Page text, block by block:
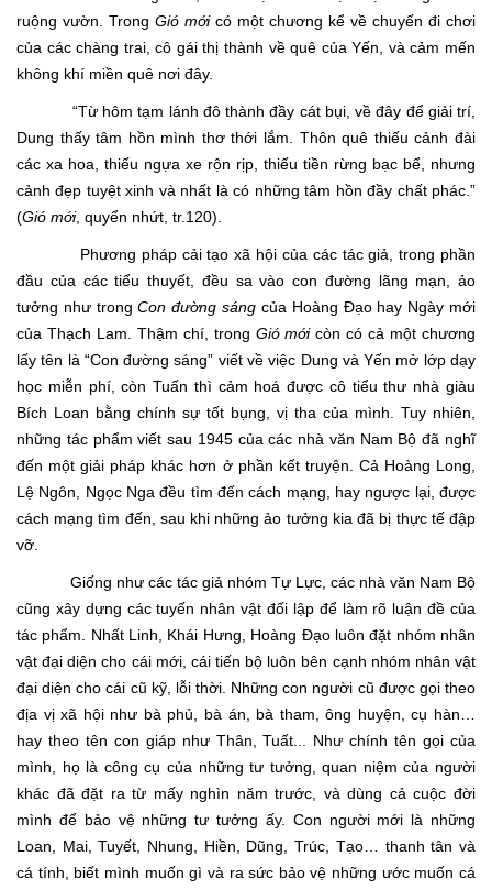
ruộng vườn. Trong Gió mới có một chương kể về chuyến đi chơi
của các chàng trai, cô gái thị thành về quê của Yến, và cảm mến
không khí miền quê nơi đây.
“Từ hôm tạm lánh đô thành đầy cát bụi, về đây để giải trí,
Dung thấy tâm hồn mình thơ thới lắm. Thôn quê thiếu cảnh đài
các xa hoa, thiếu ngựa xe rộn rịp, thiếu tiền rừng bạc bể, nhưng
cảnh đẹp tuyệt xinh và nhất là có những tâm hồn đầy chất phác.”
(Gió mới, quyển nhứt, tr.120).
Phương pháp cải tạo xã hội của các tác giả, trong phần
đầu của các tiểu thuyết, đều sa vào con đường lãng mạn, ảo
tưởng như trongCon đường sáng của Hoàng Đạo hay Ngày mới
của Thạch Lam. Thậm chí, trong Gió mớicòn có cả một chương
lấy tên là “Con đường sáng” viết về việc Dung và Yến mở lớp dạy
học miễn phí, còn Tuấn thì cảm hoá được cô tiểu thư nhà giàu
Bích Loan bằng chính sự tốt bụng, vị tha của mình. Tuy nhiên,
những tác phẩm viết sau 1945 của các nhà văn Nam Bộ đã nghĩ
đến một giải pháp khác hơn ở phần kết truyện. Cả Hoàng Long,
Lệ Ngôn, Ngọc Nga đều tìm đến cách mạng, hay ngược lại, được
cách mạng tìm đến, sau khi những ảo tưởng kia đã bị thực tế đập
vỡ.
Giống như các tác giả nhóm Tự Lực, các nhà văn Nam Bộ
cũng xây dựng các tuyến nhân vật đối lập để làm rõ luận đề của
tác phẩm. Nhất Linh, Khái Hưng, Hoàng Đạo luôn đặt nhóm nhân
vật đại diện cho cái mới, cái tiến bộ luôn bên cạnh nhóm nhân vật
đại diện cho cái cũ kỹ, lỗi thời. Những con người cũ được gọi theo
địa vị xã hội như bà phủ, bà án, bà tham, ông huyện, cụ hàn…
hay theo tên con giáp như Thân, Tuất... Như chính tên gọi của
mình, họ là công cụ của những tư tưởng, quan niệm của người
khác đã đặt ra từ mấy nghìn năm trước, và dùng cả cuộc đời
mình để bảo vệ những tư tưởng ấy. Con người mới là những
Loan, Mai, Tuyết, Nhung, Hiền, Dũng, Trúc, Tạo… thanh tân và
cá tính, biết mình muốn gì và ra sức bảo vệ những ước muốn cá